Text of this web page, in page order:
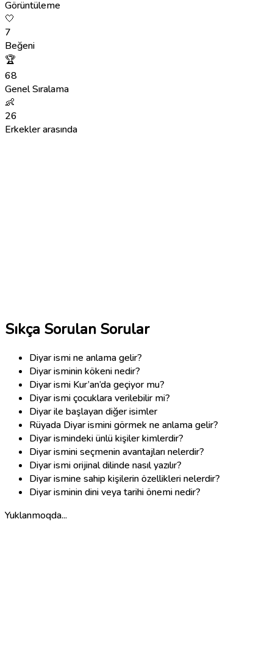
Görüntüleme
🤍
7
Beğeni
🏆
68
Genel Sıralama
👶
26
Erkekler arasında
Sıkça Sorulan Sorular
Diyar ismi ne anlama gelir?
Diyar isminin kökeni nedir?
Diyar ismi Kur’an’da geçiyor mu?
Diyar ismi çocuklara verilebilir mi?
Diyar ile başlayan diğer isimler
Rüyada Diyar ismini görmek ne anlama gelir?
Diyar ismindeki ünlü kişiler kimlerdir?
Diyar ismini seçmenin avantajları nelerdir?
Diyar ismi orijinal dilinde nasıl yazılır?
Diyar ismine sahip kişilerin özellikleri nelerdir?
Diyar isminin dini veya tarihi önemi nedir?
Yuklanmoqda...